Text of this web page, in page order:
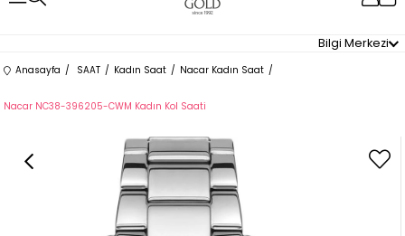
Bilgi Merkezi
Anasayfa SAAT Kadın Saat Nacar Kadın Saat
Nacar NC38-396205-CWM Kadın Kol Saati